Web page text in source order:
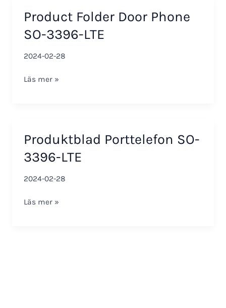
LTE
Product Folder Door Phone
SO-3396-LTE
2024-02-28
Product
3396-
LTE
Läs mer »
Produktblad Porttelefon SO-
3396-LTE
2024-02-28
Produktblad
Läs mer »